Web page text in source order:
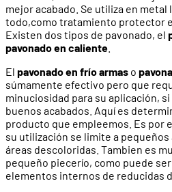
mejor acabado. Se utiliza en metal
todo,como tratamiento protector
Existen dos tipos de pavonado, el
pavonado en caliente
El pavonado en frío armas o
súmamente efectivo pero que
minuciosidad para su aplicación,
buenos acabados. Aquí es
producto que empleemos. Es por
su utilización se limite a pequeños
áreas descoloridas. Tambien es
pequeño piecerío, como puede
elementos internos de reducidas